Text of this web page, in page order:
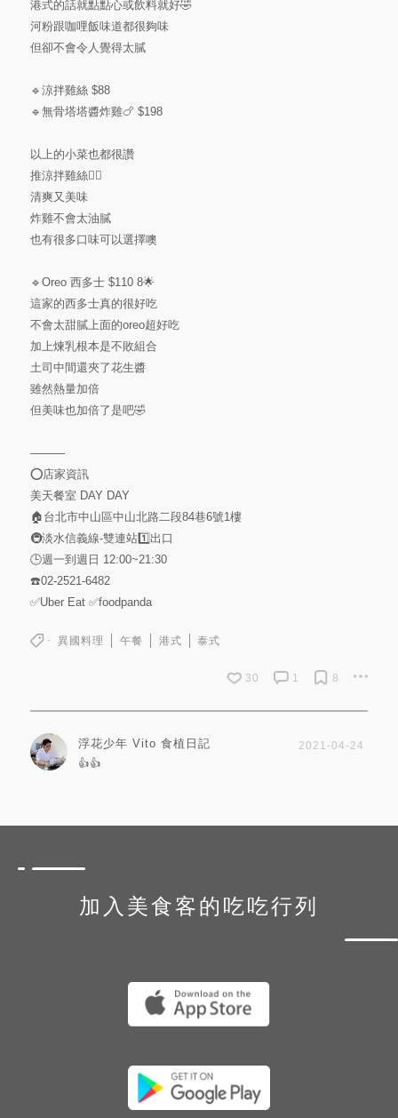
港式的話就點點心或飲料就好🤣
河粉跟咖哩飯味道都很夠味
但卻不會令人覺得太膩
🔹涼拌雞絲 $88
🔹無骨塔塔醬炸雞🍗 $198
以上的小菜也都很讚
推涼拌雞絲👍🏻
清爽又美味
炸雞不會太油膩
也有很多口味可以選擇噢
🔹Oreo 西多士 $110 8🌟
這家的西多士真的很好吃
不會太甜膩上面的oreo超好吃
加上煉乳根本是不敗組合
土司中間還夾了花生醬
雖然熱量加倍
但美味也加倍了是吧🤣
———
⭕️店家資訊
美天餐室 DAY DAY
🏠台北市中山區中山北路二段84巷6號1樓
🚇淡水信義線-雙連站1️⃣出口
🕒週一到週日 12:00~21:30
☎️02-2521-6482
✅Uber Eat ✅foodpanda
異國料理 午餐 港式 泰式
30 1 8
浮花少年 Vito 食植日記
2021-04-24
👍👍
加入美食客的吃吃行列